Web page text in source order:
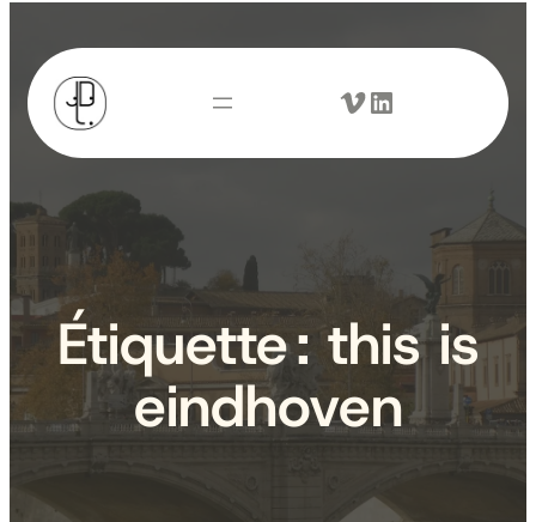
Aller
au
contenu
Vimeo LinkedIn
Étiquette :this is
eindhoven